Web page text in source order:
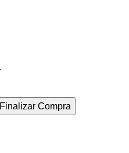
Finalizar Compra